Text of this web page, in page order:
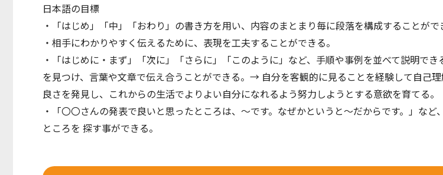
日本語の目標
・「はじめ」「中」「おわり」の書き⽅を⽤い、内容のまとまり毎に段落を構成することがで
・相⼿にわかりやすく伝えるために、表現を⼯夫することができる。
・「はじめに・まず」「次に」「さらに」「このように」など、⼿順や事例を並べて説明で
を⾒つけ、⾔葉や⽂章で伝え合うことができる。→ ⾃分を客観的に⾒ることを経験して⾃⼰
良さを発⾒し、これからの⽣活でよりよい⾃分になれるよう努⼒しようとする意欲を育てる。
・「〇〇さんの発表で良いと思ったところは、〜です。なぜかというと〜だからです。」など
ところを 探す事ができる。